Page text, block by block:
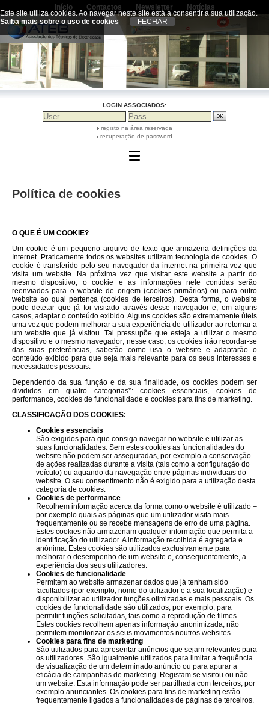
Início Contactos Newsletter Notícias
LOGIN ASSOCIADOS:
registo na área reservada
recuperação de password
Política de cookies
O QUE É UM COOKIE?
Um cookie é um pequeno arquivo de texto que armazena definições da
Internet. Praticamente todos os websites utilizam tecnologia de cookies. O
cookie é transferido pelo seu navegador da internet na primeira vez que
visita um website. Na próxima vez que visitar este website a partir do
mesmo dispositivo, o cookie e as informações nele contidas serão
reenviados para o website de origem (cookies primários) ou para outro
website ao qual pertença (cookies de terceiros). Desta forma, o website
pode detetar que já foi visitado através desse navegador e, em alguns
casos, adaptar o conteúdo exibido. Alguns cookies são extremamente úteis
uma vez que podem melhorar a sua experiência de utilizador ao retornar a
um website que já visitou. Tal pressupõe que esteja a utilizar o mesmo
dispositivo e o mesmo navegador; nesse caso, os cookies irão recordar-se
das suas preferências, saberão como usa o website e adaptarão o
conteúdo exibido para que seja mais relevante para os seus interesses e
necessidades pessoais.
Dependendo da sua função e da sua finalidade, os cookies podem ser
divididos em quatro categorias*: cookies essenciais, cookies de
performance, cookies de funcionalidade e cookies para fins de marketing.
CLASSIFICAÇÃO DOS COOKIES:
Cookies essenciais
São exigidos para que consiga navegar no website e utilizar as
suas funcionalidades. Sem estes cookies as funcionalidades do
website não podem ser asseguradas, por exemplo a conservação
de ações realizadas durante a visita (tais como a configuração do
veículo) ou aquando da navegação entre páginas individuais do
website. O seu consentimento não é exigido para a utilização desta
categoria de cookies.
Cookies de performance
Recolhem informação acerca da forma como o website é utilizado –
por exemplo quais as páginas que um utilizador visita mais
frequentemente ou se recebe mensagens de erro de uma página.
Estes cookies não armazenam qualquer informação que permita a
identificação do utilizador. A informação recolhida é agregada e
anónima. Estes cookies são utilizados exclusivamente para
melhorar o desempenho de um website e, consequentemente, a
experiência dos seus utilizadores.
Cookies de funcionalidade
Permitem ao website armazenar dados que já tenham sido
facultados (por exemplo, nome do utilizador e a sua localização) e
disponibilizar ao utilizador funções otimizadas e mais pessoais. Os
cookies de funcionalidade são utilizados, por exemplo, para
permitir funções solicitadas, tais como a reprodução de filmes.
Estes cookies recolhem apenas informação anonimizada; não
permitem monitorizar os seus movimentos noutros websites.
Cookies para fins de marketing
São utilizados para apresentar anúncios que sejam relevantes para
os utilizadores. São igualmente utilizados para limitar a frequência
de visualização de um determinado anúncio ou para apurar a
eficácia de campanhas de marketing. Registam se visitou ou não
um website. Esta informação pode ser partilhada com terceiros, por
exemplo anunciantes. Os cookies para fins de marketing estão
frequentemente ligados a funcionalidades de páginas de terceiros.
Este site utiliza cookies. Ao navegar neste site está a consentir a sua utilização.
Saiba mais sobre o uso de cookies
Termos de utilização|Política de privacidade|
Política de cookies|Resolução Alternativa de
Litígios|Livro de Reclamações On-line